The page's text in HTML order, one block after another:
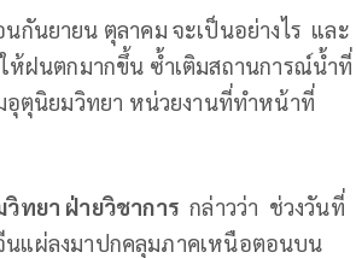
กันยายน ตุลาคม จะเป็นอย่างไร และ
ห้ฝนตกมากขึ้น ซ้ำเติมสถานการณ์น้ำที่
อุตุนิยมวิทยา หน่วยงานที่ทำหน้าที่
ทยา ฝ่ายวิชาการ กล่าวว่า ช่วงวันที่
นแผ่ลงมาปกคลุมภาคเหนือตอนบน